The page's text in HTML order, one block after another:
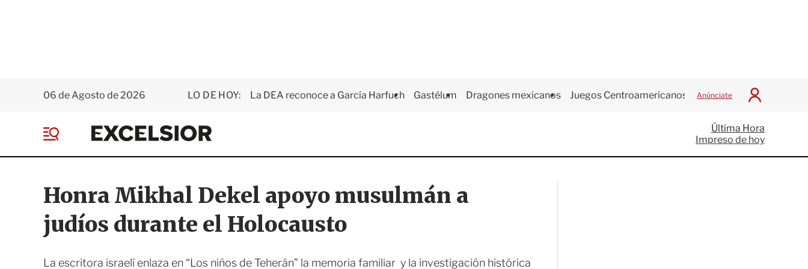
06 de Agosto de 2026 LO DE HOY: La DEA reconoce a García Harfuch Gastélum Dragones mexicanos Juegos Centroamericanos Anúnciate
I
c
i
a
E
x
e
i
o
e
Última Hora
Impreso de hoy
Honra Mikhal Dekel apoyo musulmán a
judíos durante el Holocausto
La escritora israelí enlaza en “Los niños de Teherán” la memoria familiar y la investigación histórica